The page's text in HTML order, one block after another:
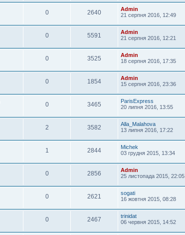
0 2640
Admin
21 серпня 2016, 12:49
0 5591
Admin
21 серпня 2016, 12:21
0 3525
Admin
18 серпня 2016, 17:35
0 1854
Admin
15 серпня 2016, 23:36
0 3465
ParisExpress
20 липня 2016, 13:55
2 3582
Alla_Malahova
13 липня 2016, 17:22
1 2844
Michek
03 грудня 2015, 13:34
0 2856
Admin
25 листопада 2015, 22:05
0 2621
sogati
16 жовтня 2015, 08:28
0 2467
trinidat
06 червня 2015, 14:52